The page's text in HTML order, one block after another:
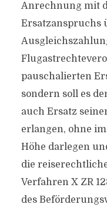
Anrechnung mit
Ersatzanspruchs
pauschalierten
sondern soll es
auch Ersatz
erlangen, ohne
Höhe darlegen
die
Verfahren X ZR
des